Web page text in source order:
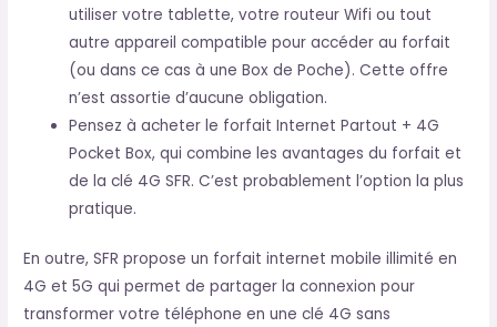
utiliser votre tablette, votre routeur Wifi ou tout
autre appareil compatible pour accéder au forfait
(ou dans ce cas à une Box de Poche). Cette offre
n’est assortie d’aucune obligation.
Pensez à acheter le forfait Internet Partout + 4G
Pocket Box, qui combine les avantages du forfait et
de la clé 4G SFR. C’est probablement l’option la plus
pratique.
En outre, SFR propose un forfait internet mobile illimité en
4G et 5G qui permet de partager la connexion pour
transformer votre téléphone en une clé 4G sans